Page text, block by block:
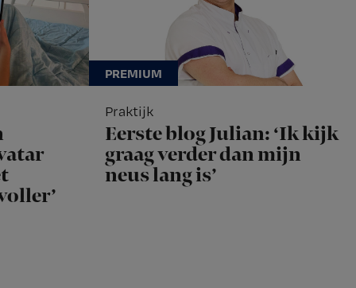
Praktijk
Eerste blog Julian: ‘Ik kijk
graag verder dan mijn
neus lang is’